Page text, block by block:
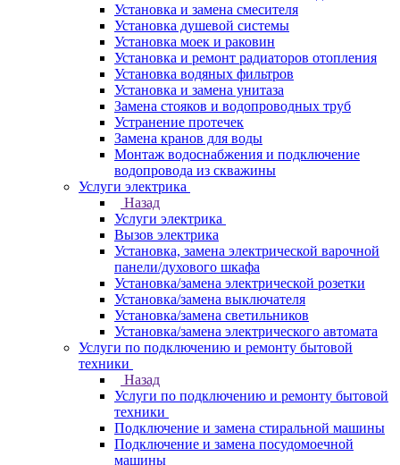
Установка и замена смесителя
Установка душевой системы
Установка моек и раковин
Установка и ремонт радиаторов отопления
Установка водяных фильтров
Установка и замена унитаза
Замена стояков и водопроводных труб
Устранение протечек
Замена кранов для воды
Монтаж водоснабжения и подключение
водопровода из скважины
Услуги электрика
Назад
Услуги электрика
Вызов электрика
Установка, замена электрической варочной
панели/духового шкафа
Установка/замена электрической розетки
Установка/замена выключателя
Установка/замена светильников
Установка/замена электрического автомата
Услуги по подключению и ремонту бытовой
техники
Назад
Услуги по подключению и ремонту бытовой
техники
Подключение и замена стиральной машины
Подключение и замена посудомоечной
машины